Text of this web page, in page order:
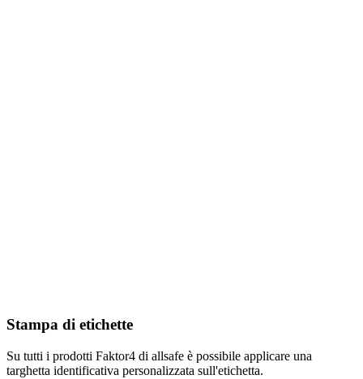
Stampa di etichette
Su tutti i prodotti Faktor4 di allsafe è possibile applicare una
targhetta identificativa personalizzata sull'etichetta.